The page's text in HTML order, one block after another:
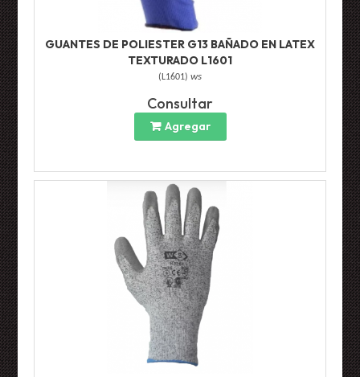
GUANTES DE POLIESTER G13 BAÑADO EN LATEX
TEXTURADO L1601
( L1601) ws
Consultar
Agregar